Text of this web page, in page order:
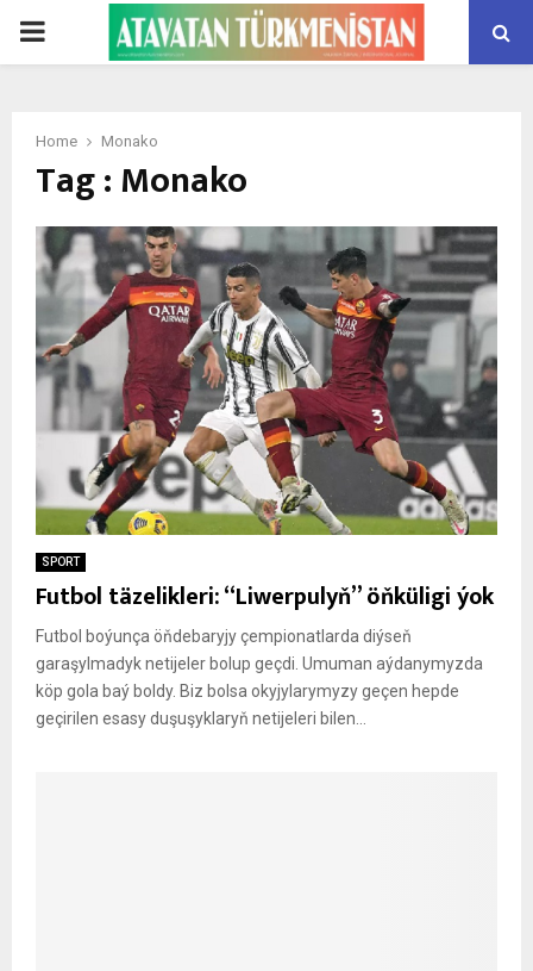
PRIMARY
Home Monako
Tag : Monako
SPORT
Futbol täzelikleri: “Liwerpulyň” öňküligi ýok
Futbol boýunça öňdebaryjy çempionatlarda diýseň
garaşylmadyk netijeler bolup geçdi. Umuman aýdanymyzda
köp gola baý boldy. Biz bolsa okyjylarymyzy geçen hepde
geçirilen esasy duşuşyklaryň netijeleri bilen...